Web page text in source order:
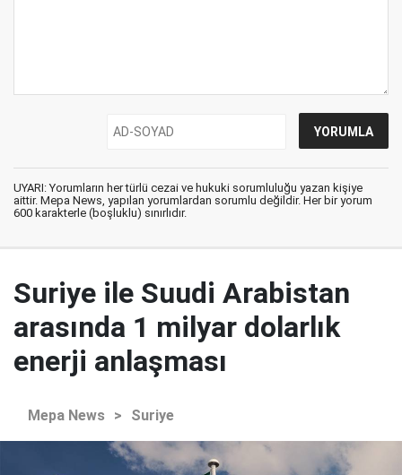
UYARI: Yorumların her türlü cezai ve hukuki sorumluluğu yazan kişiye
aittir. Mepa News, yapılan yorumlardan sorumlu değildir. Her bir yorum
600 karakterle (boşluklu) sınırlıdır.
Suriye ile Suudi Arabistan
arasında 1 milyar dolarlık
enerji anlaşması
Mepa News > Suriye